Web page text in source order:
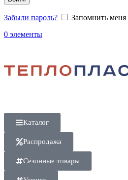
Забыли пароль?
Запомнить меня
0 элементы
Каталог
Распродажа
Сезонные товары